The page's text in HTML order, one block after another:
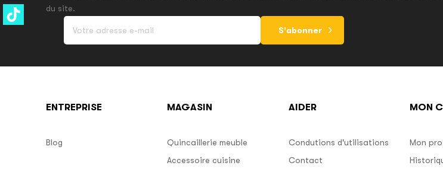
du site.
S'abonner
ENTREPRISE
Blog
MAGASIN
Quincaillerie meuble
Accessoire cuisine
AIDER
Condutions d'utilisations
Contact
MON
Mon